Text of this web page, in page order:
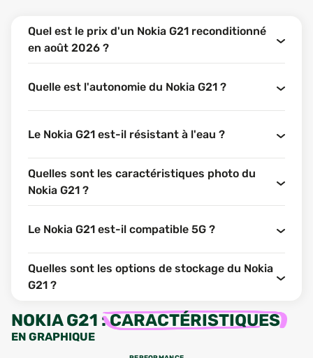
Quel est le prix d'un Nokia G21 reconditionné
en août 2026 ?
Quelle est l'autonomie du Nokia G21 ?
Le Nokia G21 est-il résistant à l'eau ?
Quelles sont les caractéristiques photo du
Nokia G21 ?
Le Nokia G21 est-il compatible 5G ?
Quelles sont les options de stockage du Nokia
G21 ?
NOKIA G21 :CARACTÉRISTIQUES
EN GRAPHIQUE